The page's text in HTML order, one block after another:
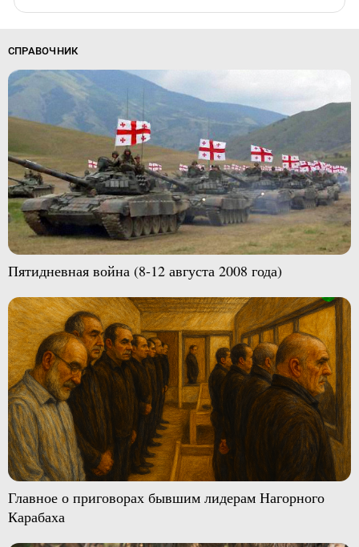
СПРАВОЧНИК
Пятидневная война (8-12 августа 2008 года)
Главное о приговорах бывшим лидерам Нагорного
Карабаха